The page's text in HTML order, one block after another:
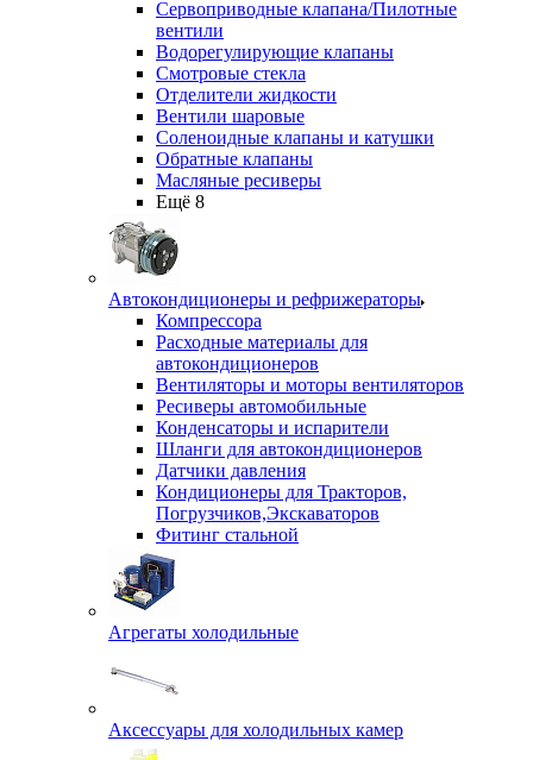
Сервоприводные клапана/Пилотные
вентили
Водорегулирующие клапаны
Смотровые стекла
Отделители жидкости
Вентили шаровые
Соленоидные клапаны и катушки
Обратные клапаны
Масляные ресиверы
Ещё 8
Автокондиционеры и рефрижераторы
Компрессора
Расходные материалы для
автокондиционеров
Вентиляторы и моторы вентиляторов
Ресиверы автомобильные
Конденсаторы и испарители
Шланги для автокондиционеров
Датчики давления
Кондиционеры для Тракторов,
Погрузчиков,Экскаваторов
Фитинг стальной
Агрегаты холодильные
Аксессуары для холодильных камер